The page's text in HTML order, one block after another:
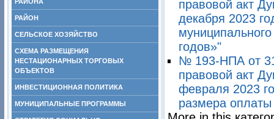
РАЙОН
СЕЛЬСКОЕ ХОЗЯЙСТВО
СХЕМА РАЗМЕЩЕНИЯ
НЕСТАЦИОНАРНЫХ ТОРГОВЫХ
ОБЪЕКТОВ
ИНВЕСТИЦИОННАЯ ПОЛИТИКА
МУНИЦИПАЛЬНЫЕ ПРОГРАММЫ
правовой акт
декабря 2023
годов»"
№ 193-НПА от
правовой акт
февраля 2023
размера